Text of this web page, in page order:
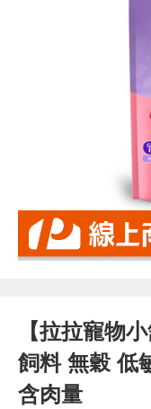
【拉拉寵物
飼料 無穀 低
含肉量